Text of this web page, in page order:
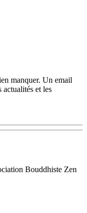
manquer. Un email
actualités et les
Bouddhiste Zen